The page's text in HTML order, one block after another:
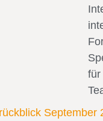
für
September